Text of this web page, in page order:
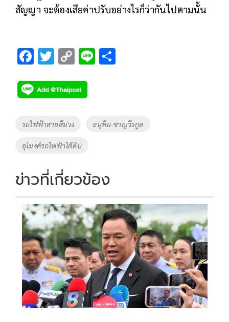
สัญญา จะต้องเสียค่าปรับอย่างไรก็ว่ากันไปตามนั้น
F
e
b
o
o
k
T
tt
er
C
p
y
n
k
Li
Tags
รถไฟฟ้าสายสีม่วง อนุทิน-ชาญวีรกูล
อุโมงค์รถไฟฟ้าใต้ดิน
ข่าวที่เกี่ยวข้อง